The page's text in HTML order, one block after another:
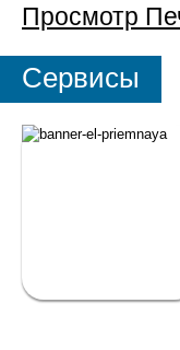
Просмотр
Сервисы